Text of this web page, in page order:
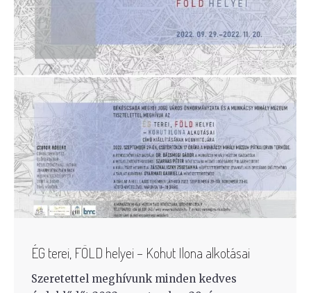
ÉG terei, FÖLD helyei – Kohut Ilona alkotásai
Szeretettel meghívunk minden kedves